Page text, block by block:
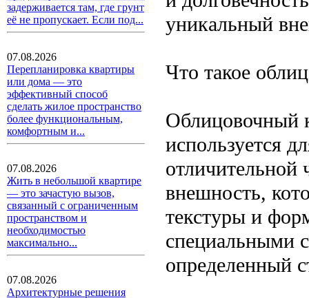
задерживается там, где грунт
её не пропускает. Если под...
07.08.2026
Перепланировка квартиры
или дома — это
эффективный способ
сделать жилое пространство
более функциональным,
комфортным и...
07.08.2026
Жить в небольшой квартире
— это зачастую вызов,
связанный с ограниченным
пространством и
необходимостью
максимально...
07.08.2026
Архитектурные решения
уникальный
Что такое
Облицовочный
используется
отличительной
внешность,
текстуры и
специальными
определенный